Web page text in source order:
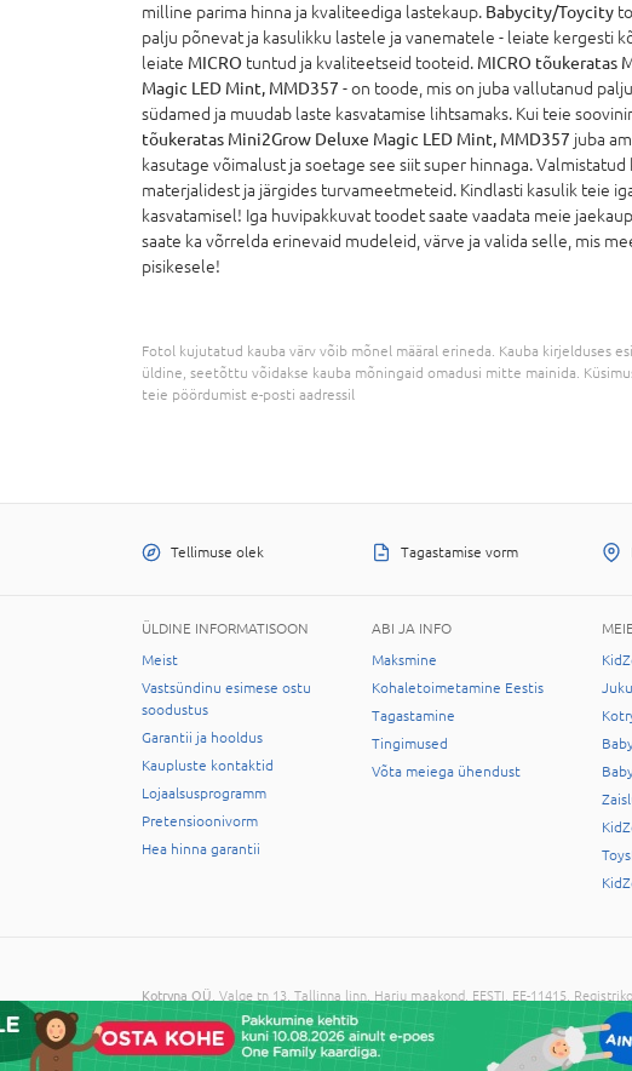
milline parima hinna ja kvaliteediga lastekaup. Babycity/Toycity
palju põnevat ja kasulikku lastele ja vanematele - leiate kergesti
leiate MICRO tuntud ja kvaliteetseid tooteid. MICRO tõukeratas
Magic LED Mint, MMD357 - on toode, mis on juba vallutanud
südamed ja muudab laste kasvatamise lihtsamaks. Kui teie
tõukeratas Mini2Grow Deluxe Magic LED Mint, MMD357 juba
kasutage võimalust ja soetage see siit super hinnaga.
materjalidest ja järgides turvameetmeteid. Kindlasti kasulik teie
kasvatamisel! Iga huvipakkuvat toodet saate vaadata meie
saate ka võrrelda erinevaid mudeleid, värve ja valida selle, mis
pisikesele!
Fotol kujutatud kauba värv võib mõnel määral erineda. Kauba kirjelduses
üldine, seetõttu võidakse kauba mõningaid omadusi mitte mainida.
teie pöördumist e-posti aadressil
Tellimuse olek Tagastamise vorm
ÜLDINE INFORMATISOON
Meist
Vastsündinu esimese ostu
soodustus
Garantii ja hooldus
Kaupluste kontaktid
Lojaalsusprogramm
Pretensioonivorm
Hea hinna garantii
ABI JA INFO
Maksmine
Kohaletoimetamine Eestis
Tagastamine
Tingimused
Võta meiega ühendust
Kotryna OÜ , Valge tn 13, Tallinna linn, Harju maakond, EESTI, EE-11415,
© 2026 Kõik õigused on reserveeritud. Informatsiooni kopeerimine ilma